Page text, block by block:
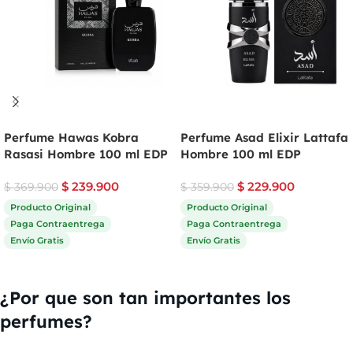
Perfume Hawas Kobra
Rasasi Hombre 100 ml EDP
$369.900 $ 239.900
Producto Original
Paga Contraentrega
Envío Gratis
Perfume Asad Elixir Lattafa
Hombre 100 ml EDP
$359.900 $ 229.900
Producto Original
Paga Contraentrega
Envío Gratis
¿Por que son tan importantes los
perfumes?